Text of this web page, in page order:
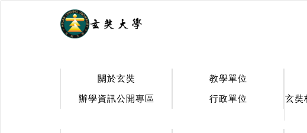
關於玄奘 教學單位
辦學資訊公開專區
行政單位
玄奘